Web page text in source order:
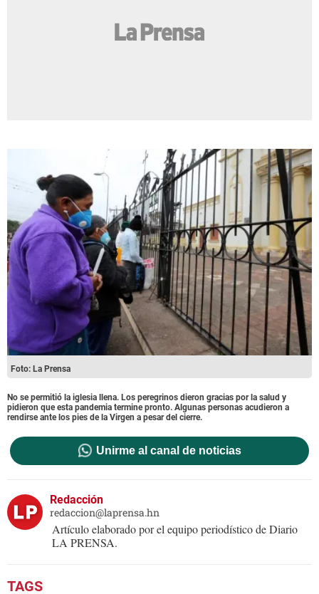
Foto: La Prensa
No se permitió la iglesia llena. Los peregrinos dieron gracias por la salud y
pidieron que esta pandemia termine pronto. Algunas personas acudieron a
rendirse ante los pies de la Virgen a pesar del cierre.
Unirme al canal de noticias
Redacción
redaccion@laprensa.hn
Artículo elaborado por el equipo periodístico de Diario
LA PRENSA.